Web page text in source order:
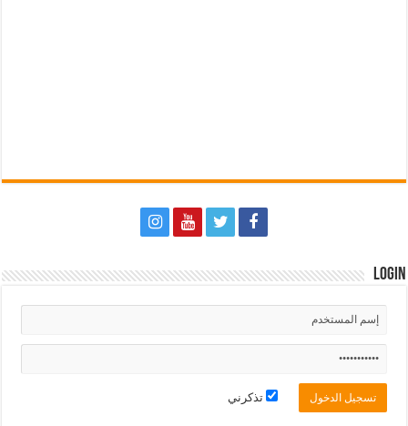
Login
تذكرني